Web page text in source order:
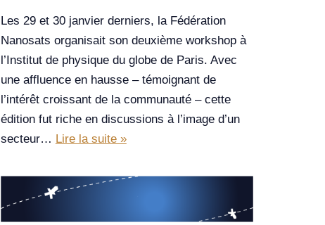
Les 29 et 30 janvier derniers, la Fédération
Nanosats organisait son deuxième workshop à
l’Institut de physique du globe de Paris. Avec
une affluence en hausse – témoignant de
l’intérêt croissant de la communauté – cette
édition fut riche en discussions à l’image d’un
secteur… Lire la suite »